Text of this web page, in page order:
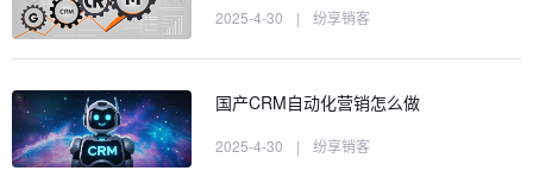
2025-4-30 | 纷享销客
国产CRM自动化营销怎么做
2025-4-30 | 纷享销客